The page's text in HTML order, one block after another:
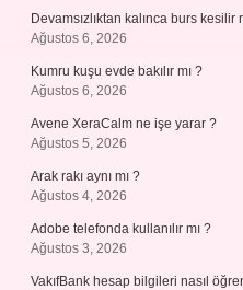
Devamsızlıktan kalınca burs kesilir
Ağustos 6, 2026
Kumru kuşu evde bakılır mı ?
Ağustos 6, 2026
Avene XeraCalm ne işe yarar ?
Ağustos 5, 2026
Arak rakı aynı mı ?
Ağustos 4, 2026
Adobe telefonda kullanılır mı ?
Ağustos 3, 2026
VakıfBank hesap bilgileri nasıl